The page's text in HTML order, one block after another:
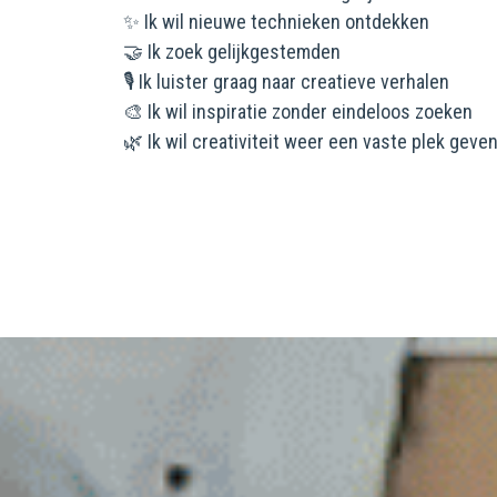
✨ Ik wil nieuwe technieken ontdekken
🤝 Ik zoek gelijkgestemden
🎙️ Ik luister graag naar creatieve verhalen
🎨 Ik wil inspiratie zonder eindeloos zoeken
🌿 Ik wil creativiteit weer een vaste plek geven